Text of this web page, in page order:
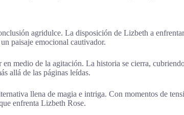
agridulce. La disposición de Lizbeth a
paisaje emocional cautivador.
medio de la agitación. La historia se cierra,
allá de las páginas leídas.
llena de magia e intriga. Con momentos de
enfrenta Lizbeth Rose.